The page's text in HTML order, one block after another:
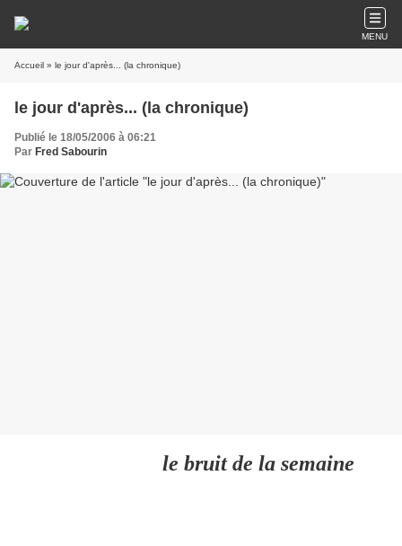
MENU
Accueil » le jour d'après... (la chronique)
le jour d'après... (la chronique)
Publié le 18/05/2006 à 06:21
Par Fred Sabourin
le bruit de la semaine